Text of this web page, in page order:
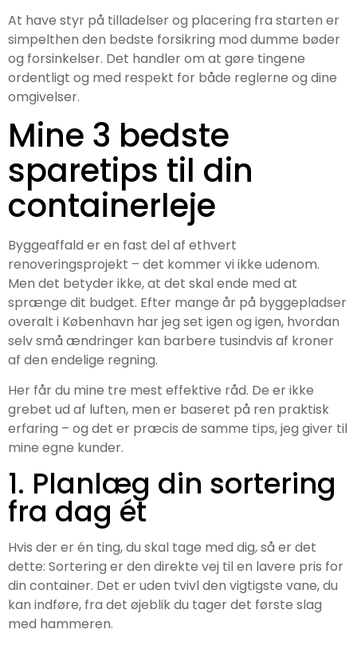
At have styr på tilladelser og placering fra starten er
simpelthen den bedste forsikring mod dumme bøder
og forsinkelser. Det handler om at gøre tingene
ordentligt og med respekt for både reglerne og dine
omgivelser.
Mine 3 bedste
sparetips til din
containerleje
Byggeaffald er en fast del af ethvert
renoveringsprojekt – det kommer vi ikke udenom.
Men det betyder ikke, at det skal ende med at
sprænge dit budget. Efter mange år på byggepladser
overalt i København har jeg set igen og igen, hvordan
selv små ændringer kan barbere tusindvis af kroner
af den endelige regning.
Her får du mine tre mest effektive råd. De er ikke
grebet ud af luften, men er baseret på ren praktisk
erfaring – og det er præcis de samme tips, jeg giver til
mine egne kunder.
1. Planlæg din sortering
fra dag ét
Hvis der er én ting, du skal tage med dig, så er det
dette: Sortering er den direkte vej til en lavere pris for
din container. Det er uden tvivl den vigtigste vane, du
kan indføre, fra det øjeblik du tager det første slag
med hammeren.